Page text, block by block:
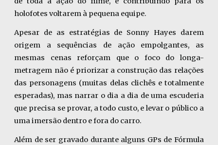
holofotes voltarem à pequena equipe.
Apesar de as estratégias de Sonny Hayes darem
origem a sequências de ação empolgantes, as
mesmas cenas reforçam que o foco do longa-
metragem não é priorizar a construção das relações
das personagens (muitas delas clichês e totalmente
esperadas), mas narrar o dia a dia de uma escuderia
que precisa se provar, a todo custo, e levar o público a
uma imersão dentro e fora do carro.
Além de ser gravado durante alguns GPs de Fórmula